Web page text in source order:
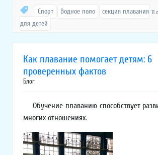
11
Спорт Водное поло
секция плавания
для детей
Как плавание помогает детям: 6
проверенных фактов
Блог
Обучение плаванию способствует
многих отношениях.